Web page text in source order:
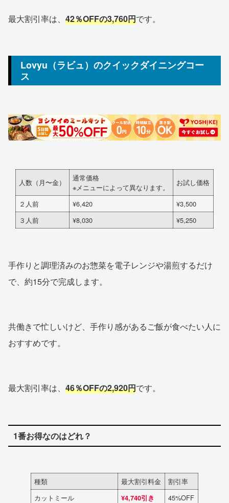
最大割引率は、 42％OFFの3,760円です。
Lovyu（ラビュ）のクイックダイニングコー
ス
人数（月〜金）
通常価格
※メニューによって異なります。
お試し価格
２人前 ¥6,420
¥3,500
３人前
¥8,030 ¥5,250
手作りと調理済みのお惣菜を電子レンジや湯煎するだけ
で、約15分で完成します。
共働きで忙しいけど、手作り感があるご飯が食べたい人に
おすすめです。
最大割引率は、 46％OFFの2,920円です。
1番お得なのはどれ？
種類 最大割引料金
割引率
カットミール
¥4,740引き
45%OFF